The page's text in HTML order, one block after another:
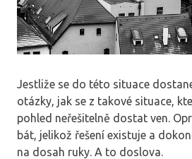
Jestliže se do této situace
otázky, jak se z takové situace,
pohled neřešitelně dostat ven.
bát, jelikož řešení existuje a
na dosah ruky. A to doslova.